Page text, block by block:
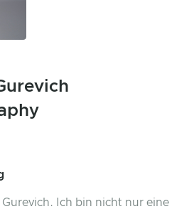
Ich bin nicht nur eine